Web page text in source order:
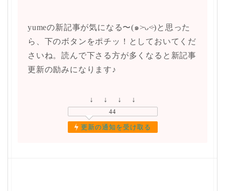
yumeの新記事が気になる〜(๑˃̵ᴗ˂̵)と思った
ら、下のボタンをポチッ！としておいてくだ
さいね。読んで下さる方が多くなると新記事
更新の励みになります♪
↓ ↓ ↓ ↓
44
更新の通知を受け取る